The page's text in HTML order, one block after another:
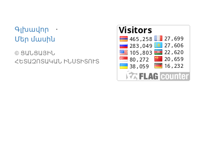
Գլխավոր
⋅
Մեր մասին
© ՑԱՆՑԱՅԻՆ
ՀԵՏԱԶՈՏԱԿԱՆ ԻՆՍՏԻՏՈՒՏ